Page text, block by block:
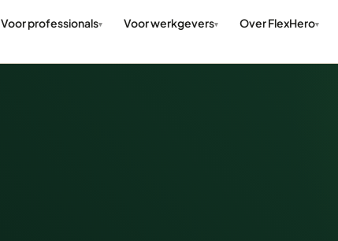
Voor professionals Voor werkgevers Over FlexHero